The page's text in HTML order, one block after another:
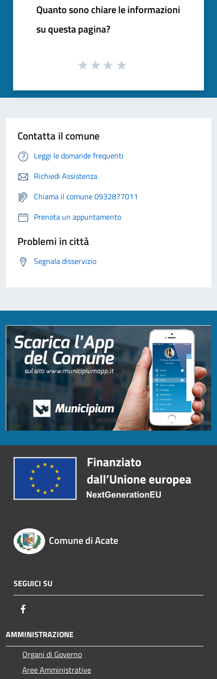
Quanto sono chiare le informazioni
su questa pagina?
Contatta il comune
Leggi le domande frequenti
Richiedi Assistenza
Chiama il comune 0932877011
Prenota un appuntamento
Problemi in città
Segnala disservizio
Comune di Acate
SEGUICI SU
AMMINISTRAZIONE
Organi di Governo
Aree Amministrative